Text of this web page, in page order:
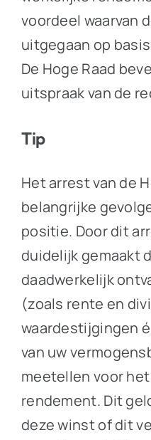
voordeel waarvan
uitgegaan op
De Hoge Raad
uitspraak van de
Tip
Het arrest van de
belangrijke
positie. Door dit
duidelijk gemaakt
daadwerkelijk
(zoals rente en
waardestijgingen
van uw
meetellen voor
rendement. Dit
deze winst of dit